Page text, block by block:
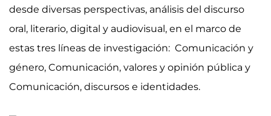
desde diversas perspectivas, análisis del discurso
oral, literario, digital y audiovisual, en el marco de
estas tres líneas de investigación: Comunicación y
género, Comunicación, valores y opinión pública y
Comunicación, discursos e identidades.